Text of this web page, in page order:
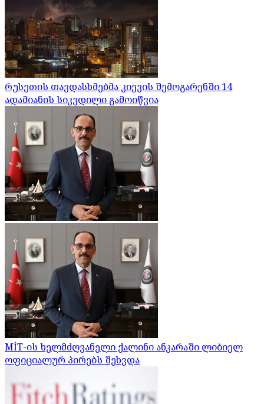
რუსეთის თავდასხმებმა კიევის შემოგარენში 14
ადამიანის სიკვდილი გამოიწვია
MİT-ის ხელმძღვანელი ქალინი ანკარაში ლიბიელ
ოფიციალურ პირებს შეხვდა